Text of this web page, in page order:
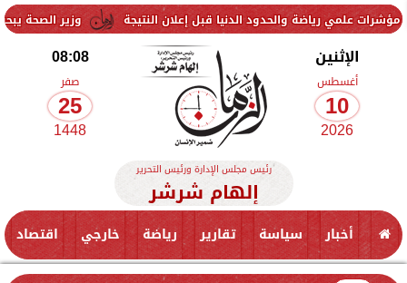
وزير الصحة يبحث مع «جولد راك
الإثنين
أغسطس
10
2026
08:08
صفر
25
1448
رئيس مجلس الإدارة ورئيس التحرير
إلهام شرشر
أخبار سياسة تقارير رياضة خارجي اقتصاد